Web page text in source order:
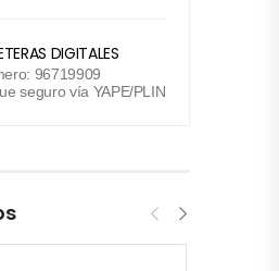
DIGITALES
96719909
seguro vía YAPE/PLIN